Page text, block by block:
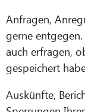
Anfragen,
gerne
auch erfragen,
gespeichert
Auskünfte,